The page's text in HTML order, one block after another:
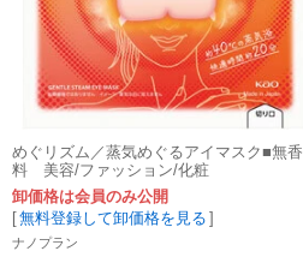
めぐリズム／蒸気めぐるアイマスク■無香
料 美容/ファッション/化粧
卸価格は会員のみ公開
[無料登録して卸価格を見る ]
ナノプラン